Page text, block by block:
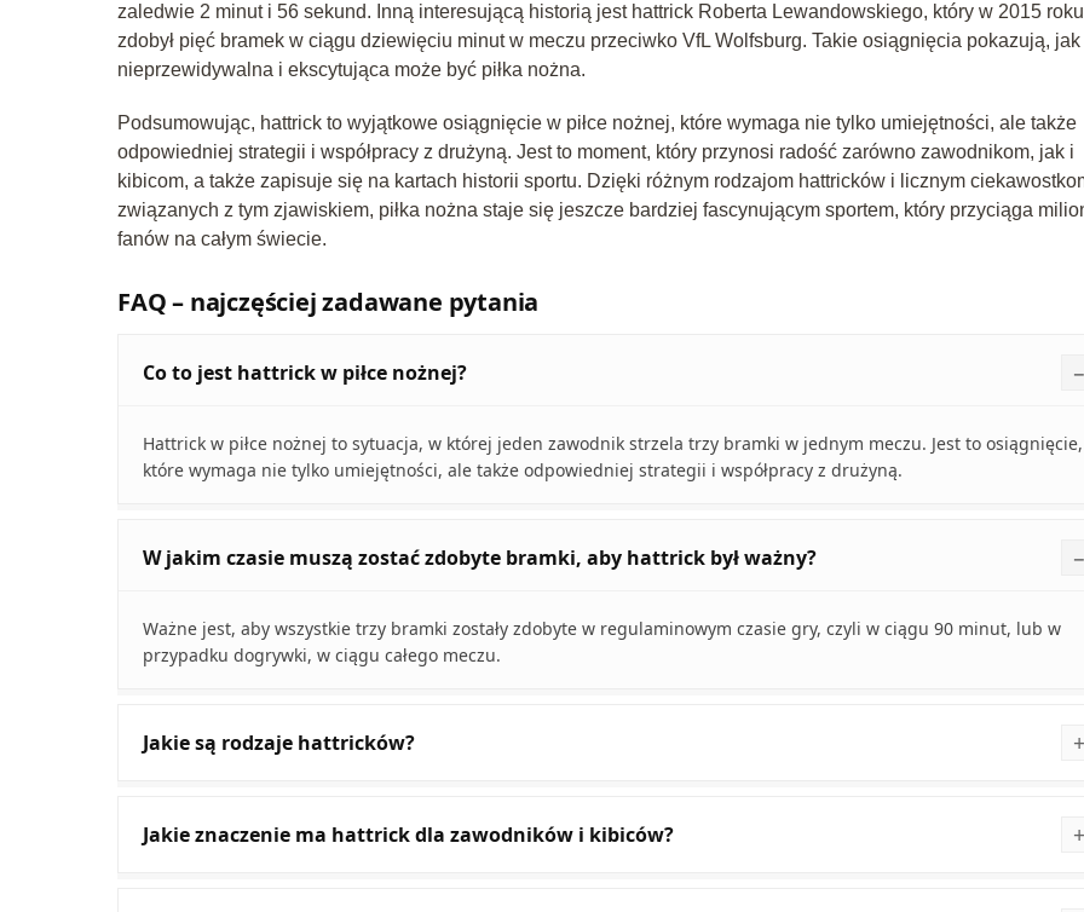
zaledwie 2 minut i 56 sekund. Inną interesującą historią jest hattrick Roberta Lewandowskiego, który w 2015 roku
zdobył pięć bramek w ciągu dziewięciu minut w meczu przeciwko VfL Wolfsburg. Takie osiągnięcia pokazują, jak
nieprzewidywalna i ekscytująca może być piłka nożna.
Podsumowując, hattrick to wyjątkowe osiągnięcie w piłce nożnej, które wymaga nie tylko umiejętności, ale także
odpowiedniej strategii i współpracy z drużyną. Jest to moment, który przynosi radość zarówno zawodnikom, jak i
kibicom, a także zapisuje się na kartach historii sportu. Dzięki różnym rodzajom hattricków i licznym
związanych z tym zjawiskiem, piłka nożna staje się jeszcze bardziej fascynującym sportem, który przyciąga
fanów na całym świecie.
FAQ – najczęściej zadawane pytania
Co to jest hattrick w piłce nożnej?
Hattrick w piłce nożnej to sytuacja, w której jeden zawodnik strzela trzy bramki w jednym meczu. Jest to osiągnięcie,
które wymaga nie tylko umiejętności, ale także odpowiedniej strategii i współpracy z drużyną.
W jakim czasie muszą zostać zdobyte bramki, aby hattrick był ważny?
Ważne jest, aby wszystkie trzy bramki zostały zdobyte w regulaminowym czasie gry, czyli w ciągu 90 minut, lub w
przypadku dogrywki, w ciągu całego meczu.
Jakie są rodzaje hattricków?
Jakie znaczenie ma hattrick dla zawodników i kibiców?